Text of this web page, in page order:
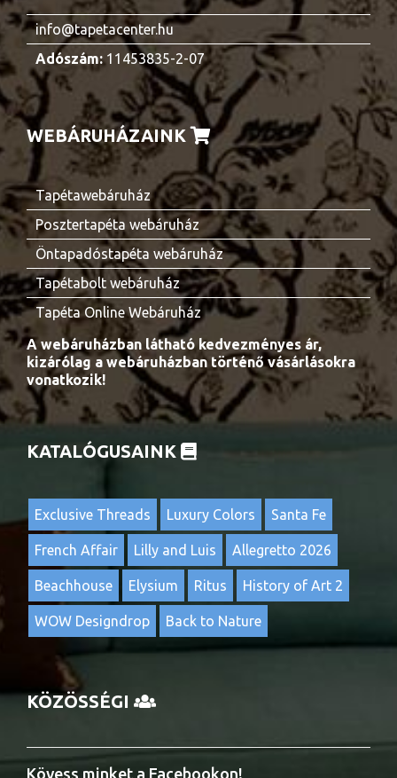
info@tapetacenter.hu
Adószám:11453835-2-07
WEBÁRUHÁZAINK
Tapétawebáruház
Posztertapéta webáruház
Öntapadóstapéta webáruház
Tapétabolt webáruház
Tapéta Online Webáruház
A webáruházban látható kedvezményes ár,
kizárólag a webáruházban történő vásárlásokra
vonatkozik!
KATALÓGUSAINK
Exclusive Threads Luxury Colors Santa Fe
French Affair Lilly and Luis Allegretto 2026
Beachhouse Elysium Ritus History of Art 2
WOW Designdrop Back to Nature
KÖZÖSSÉGI
Kövess minket a Facebookon!